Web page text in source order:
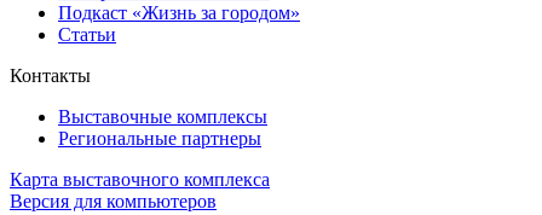
Подкаст «Жизнь за городом»
Статьи
Контакты
Выставочные комплексы
Региональные партнеры
Карта выставочного комплекса
Версия для компьютеров